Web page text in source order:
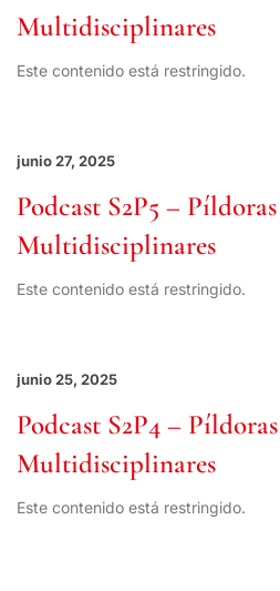
Multidisciplinares
Este contenido está restringido.
junio 27, 2025
Podcast S2P5 – Píldoras
Multidisciplinares
Este contenido está restringido.
junio 25, 2025
Podcast S2P4 – Píldoras
Multidisciplinares
Este contenido está restringido.